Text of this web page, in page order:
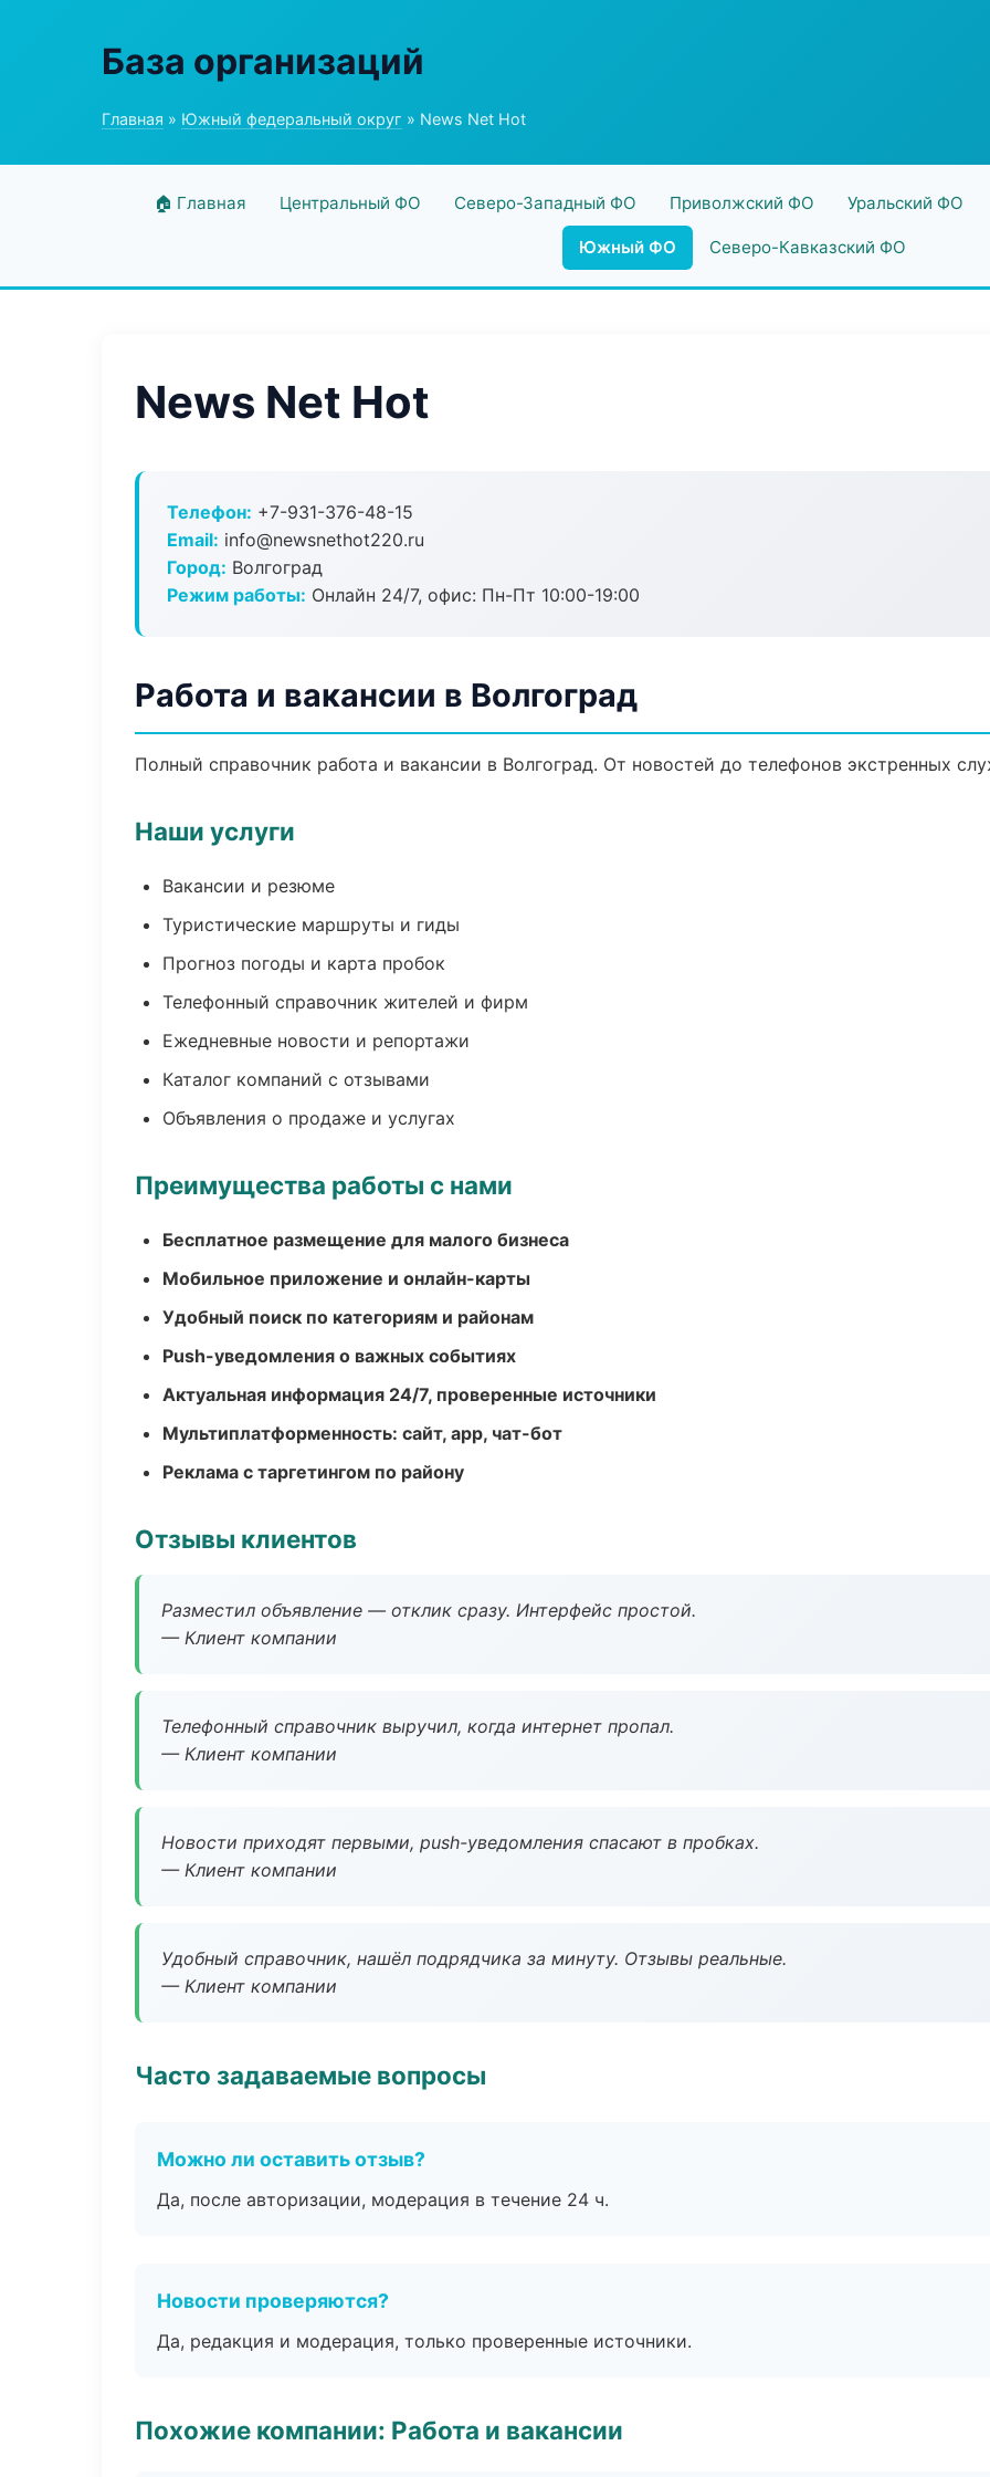
База организаций
Главная » Южный федеральный округ » News Net Hot
🏠 Главная Центральный ФО Северо-Западный ФО Приволжский ФО Уральский ФО
Южный ФО Северо-Кавказский ФО
News Net Hot
Телефон: +7-931-376-48-15
Email: info@newsnethot220.ru
Город: Волгоград
Режим работы: Онлайн 24/7, офис: Пн-Пт 10:00-19:00
Работа и вакансии в Волгоград
Полный справочник работа и вакансии в Волгоград. От новостей до телефонов экстренных
Наши услуги
Вакансии и резюме
Туристические маршруты и гиды
Прогноз погоды и карта пробок
Телефонный справочник жителей и фирм
Ежедневные новости и репортажи
Каталог компаний с отзывами
Объявления о продаже и услугах
Преимущества работы с нами
Бесплатное размещение для малого бизнеса
Мобильное приложение и онлайн-карты
Удобный поиск по категориям и районам
Push-уведомления о важных событиях
Актуальная информация 24/7, проверенные источники
Мультиплатформенность: сайт, app, чат-бот
Реклама с таргетингом по району
Отзывы клиентов
Разместил объявление — отклик сразу. Интерфейс простой.
— Клиент компании
Телефонный справочник выручил, когда интернет пропал.
— Клиент компании
Новости приходят первыми, push-уведомления спасают в пробках.
— Клиент компании
Удобный справочник, нашёл подрядчика за минуту. Отзывы реальные.
— Клиент компании
Часто задаваемые вопросы
Можно ли оставить отзыв?
Да, после авторизации, модерация в течение 24 ч.
Новости проверяются?
Да, редакция и модерация, только проверенные источники.
Похожие компании: Работа и вакансии